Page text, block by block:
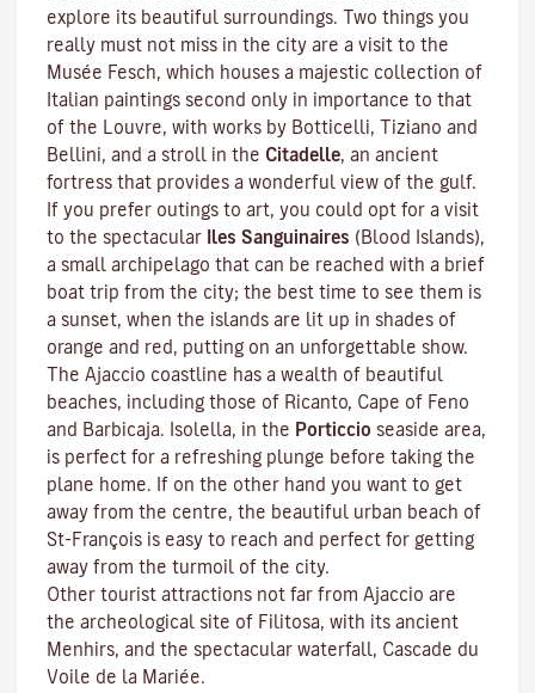
explore its beautiful surroundings. Two things you
really must not miss in the city are a visit to the
Musée Fesch, which houses a majestic collection of
Italian paintings second only in importance to that
of the Louvre, with works by Botticelli, Tiziano and
Bellini, and a stroll in the Citadelle, an ancient
fortress that provides a wonderful view of the gulf.
If you prefer outings to art, you could opt for a visit
to the spectacular Iles Sanguinaires (Blood Islands),
a small archipelago that can be reached with a brief
boat trip from the city; the best time to see them is
a sunset, when the islands are lit up in shades of
orange and red, putting on an unforgettable show.
The Ajaccio coastline has a wealth of beautiful
beaches, including those of Ricanto, Cape of Feno
and Barbicaja.
Isolella, in the Porticcio seaside area,
is perfect for a refreshing plunge before taking the
plane home. If on the other hand you want to get
away from the centre, the beautiful urban beach of
St-François is easy to reach and perfect for getting
away from the turmoil of the city.
Other tourist attractions not far from Ajaccio are
the archeological site of Filitosa, with its ancient
Menhirs, and the spectacular waterfall, Cascade du
Voile de la Mariée.